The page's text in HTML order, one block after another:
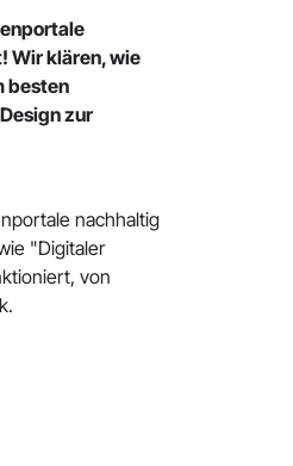
Wir klären, wie
besten
zur
nachhaltig
"Digitaler
von